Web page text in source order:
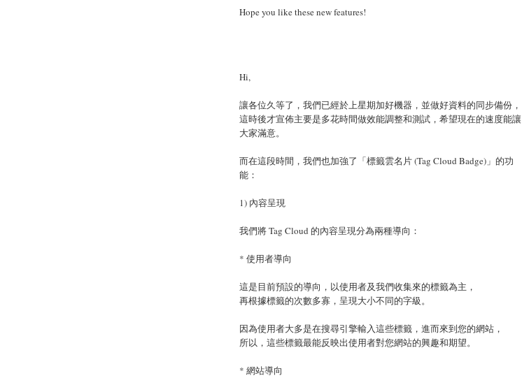
Hope you like these new features!
Hi,
讓各位久等了，我們已經於上星期加好機器，並做好資料的同步備份，
這時後才宣佈主要是多花時間做效能調整和測試，希望現在的速度能讓
大家滿意。
而在這段時間，我們也加強了「標籤雲名片 (Tag Cloud Badge)」的功
能：
1) 內容呈現
我們將 Tag Cloud 的內容呈現分為兩種導向：
* 使用者導向
這是目前預設的導向，以使用者及我們收集來的標籤為主，
再根據標籤的次數多寡，呈現大小不同的字級。
因為使用者大多是在搜尋引擎輸入這些標籤，進而來到您的網站，
所以，這些標籤最能反映出使用者對您網站的興趣和期望。
* 網站導向